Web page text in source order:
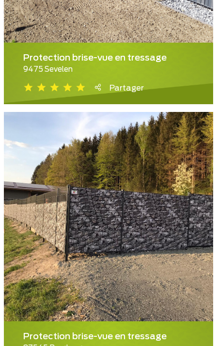
Protection brise-vue en tressage
9475 Sevelen
Partager
Protection brise-vue en tressage